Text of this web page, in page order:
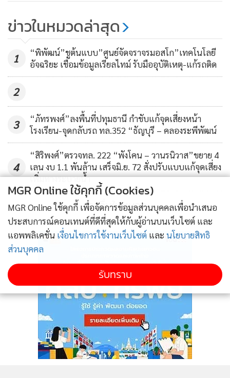
นอกจากนี้ ที่ประชุมยังได้รับรองแถลงการณ์ร่วมการประชุมร่วม
ระดับรัฐมนตรีอาเซียนสาขาการขนส่ง-สาขาการท่องเที่ยว ซึ่ง
เป็นการแสดงความมุ่งมั่นให้มีการดำเนินความร่วมมือระหว่าง
สาขาการขนส่งและสาขาการท่องเที่ยวของอาเซียน เพื่อส่งเสริม
อุตสาหกรรมการท่องเที่ยวในภูมิภาค โดยเฉพาะการเชื่อมโยงการ
ขนส่งทางอากาศ ทางทะเล และทางบก ผ่านรูปแบบการขนส่งที่
ยั่งยืนและเป็นมิตรต่อสิ่งแวดล้อม ส่งเสริมทรัพย์สินทางวัฒนธรรม
ธรรมชาติ และมรดกของประเทศสมาชิกอาเซียน การใช้
ประโยชน์จากช่องทางการสื่อสารต่างๆ เพื่อส่งเสริมด้านการ
ตลาดของทั้งสองสาขา การส่งเสริมการมีส่วนร่วมของภาคเอกชน
และการจัดตั้งคณะทำงานเฉพาะกิจร่วมระหว่างองค์การท่อง
เที่ยวแห่งอาเซียนและเจ้าหน้าที่อาวุโสด้านการขนส่งอาเซียน
ในโอกาสนี้ นายสุริยะ จึงรุ่งเรืองกิจ รัฐมนตรีว่าการกระทรวง
คมนาคม ยังได้แลกเปลี่ยนข้อคิดเห็นกับรัฐมนตรีขนส่งของ
ประเทศสมาชิกอาเซียน เพื่อสานต่อความสัมพันธ์ระหว่าง
1,743
ขึ้น-ลงเครื่องบิน ผ่านเขตเมือง ช่วง
ลมเปลี่ยนทิศในฤดูหนาว ปี 66
ข่าวในหมวดล่าสุด
1
“พิพัฒน์”ชูต้นแบบ”ศูนย์จัดจราจรมอสโก”เทคโนโลยี
อัจฉริยะ เชื่อมข้อมูลเรียลไทม์ รับมืออุบัติเหตุ-แก้รถติด
2
3
“ภัทรพงศ์”ลงพื้นที่ปทุมธานี กำชับแก้จุดเสี่ยงหน้า
โรงเรียน-จุดกลับรถ ทล.352 “ธัญบุรี – คลองระพีพัฒน์
4
“สิริพงศ์”ตรวจทล. 222 “พังโคน – วานรนิวาส”ขยาย 4
เลน งบ 1.1 พันล้าน เสร็จมิ.ย. 72 สั่งปรับแบบแก้จุดเสี่ยง
เพิ่มทางระบายน้ำ
ข่าวอื่นในหมวด
MGR Online ใช้คุกกี้ (Cookies)
MGR Online ใช้คุกกี้ เพื่อจัดการข้อมูลส่วนบุคคลเพื่อนำเสนอ
ประสบการณ์คอนเทนต์ที่ดีที่สุดให้กับผู้อ่านบนเว็บไซต์ และ
แอพพลิเคชั่น เงื่อนไขการใช้งานเว็บไซต์ และ นโยบายสิทธิ
ส่วนบุคคล
รับทราบ